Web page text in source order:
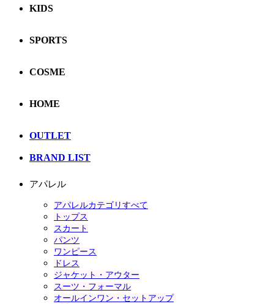
KIDS
SPORTS
COSME
HOME
OUTLET
BRAND LIST
アパレル
アパレルカテゴリすべて
トップス
スカート
パンツ
ワンピース
ドレス
ジャケット・アウター
スーツ・フォーマル
オールインワン・セットアップ